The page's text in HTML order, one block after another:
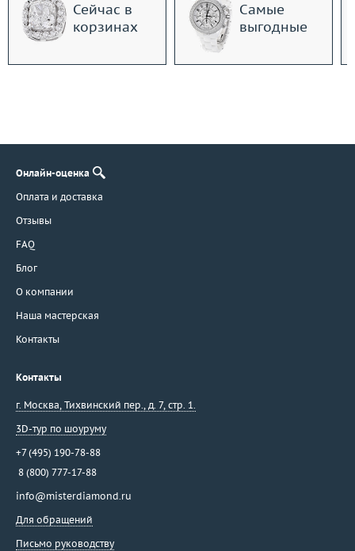
Сейчас в
корзинах
Самые
выгодные
Онлайн-оценка
Оплата и доставка
Отзывы
FAQ
Блог
О компании
Наша мастерская
Контакты
Контакты
г. Москва, Тихвинский пер., д. 7, стр. 1.
3D-тур по шоуруму
+7 (495) 190-78-88
8 (800) 777-17-88
info@misterdiamond.ru
Для обращений
Письмо руководству